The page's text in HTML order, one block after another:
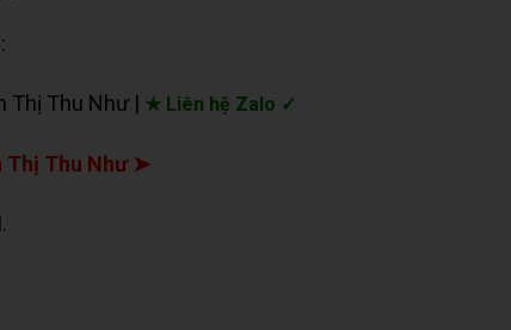
:
Thị Thu Như | ★ Liên hệ Zalo ✓
Thị Thu Như ➤